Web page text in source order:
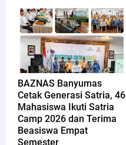
​BAZNAS Banyumas
Cetak Generasi Satria, 46
Mahasiswa Ikuti Satria
Camp 2026 dan Terima
Beasiswa Empat
Semester